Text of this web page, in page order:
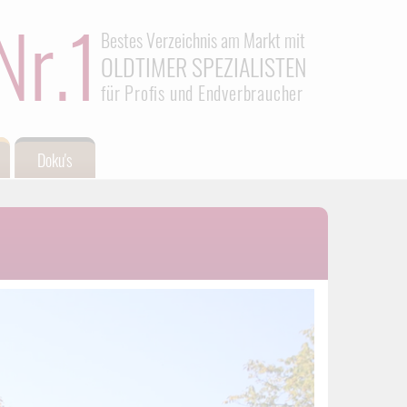
Bestes Verzeichnis am Markt mit
OLDTIMER SPEZIALISTEN
für Profis und Endverbraucher
Doku's